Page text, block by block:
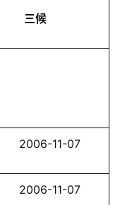
三候
2006-11-07
2006-11-07